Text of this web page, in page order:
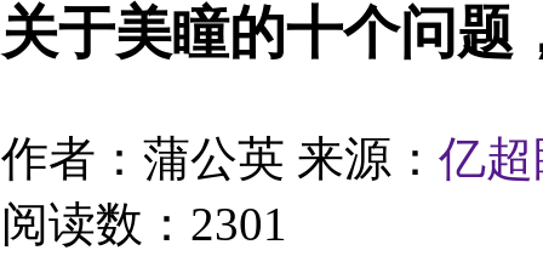
关于美瞳的十个问题
作者：蒲公英 来源： 亿
阅读数：2301